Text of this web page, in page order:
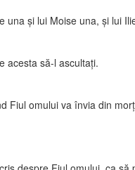
una şi lui Moise una, şi lui
acesta să-l ascultaţi.
Fiul omului va învia din